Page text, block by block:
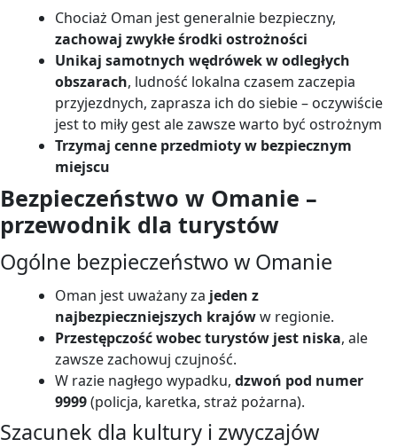
Chociaż Oman jest generalnie bezpieczny,
zachowaj zwykłe środki ostrożności
Unikaj samotnych wędrówek w odległych
obszarach, ludność lokalna czasem zaczepia
przyjezdnych, zaprasza ich do siebie – oczywiście
jest to miły gest ale zawsze warto być ostrożnym
Trzymaj cenne przedmioty w bezpiecznym
miejscu
Bezpieczeństwo w Omanie –
przewodnik dla turystów
Ogólne bezpieczeństwo w Omanie
Oman jest uważany za jeden z
najbezpieczniejszych krajóww regionie.
Przestępczość wobec turystów jest niska, ale
zawsze zachowuj czujność.
W razie nagłego wypadku, dzwoń pod numer
9999(policja, karetka, straż pożarna).
Szacunek dla kultury i zwyczajów